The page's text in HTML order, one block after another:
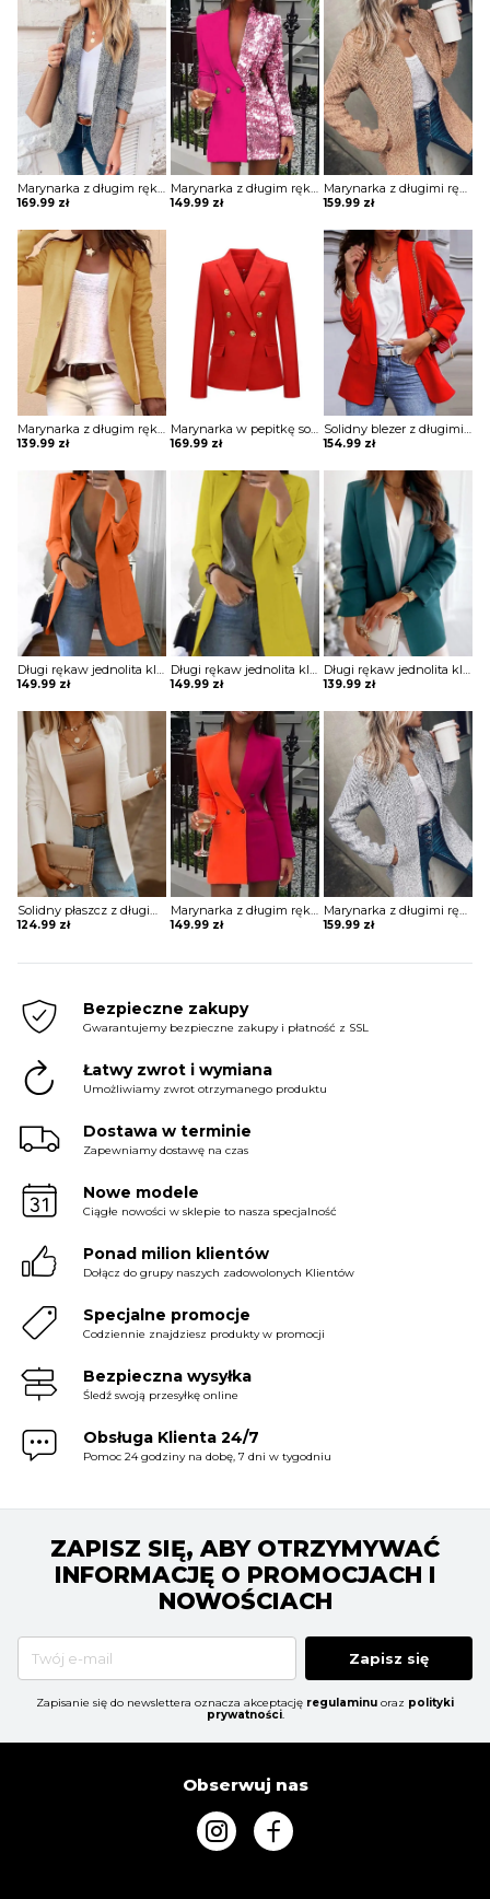
Marynarka z długim rękawem i kieszeniami kurtka Berfin
169.99 zł
Marynarka z długim rękawem colorblock patchwork Itsaso
149.99 zł
Marynarka z długimi rękawami i kieszeniami kurtka Yackova
159.99 zł
Marynarka z długim rękawem zapinana na guziki kurtka Milkana
139.99 zł
Marynarka w pepitkę solidne guziki kurtka Suma
169.99 zł
Solidny blezer z długimi rękawami i kieszeniami kurtka Hildburg
154.99 zł
Długi rękaw jednolita klapy kieszenie elegancka do pracy bez wzoru marynarka Paulina
149.99 zł
Długi rękaw jednolita klapy kieszenie elegancka do pracy bez wzoru marynarka Paulina
149.99 zł
Długi rękaw jednolita klapy kieszenie elegancka do pracy bez wzoru marynarka Louanne
139.99 zł
Solidny płaszcz z długimi rękawami kurtka Mairead
124.99 zł
Marynarka z długim rękawem colorblock patchwork Itsaso
149.99 zł
Marynarka z długimi rękawami i kieszeniami kurtka Yackova
159.99 zł
Bezpieczne zakupy
Gwarantujemy bezpieczne zakupy i płatność z SSL
Łatwy zwrot i wymiana
Umożliwiamy zwrot otrzymanego produktu
Dostawa w terminie
Zapewniamy dostawę na czas
Nowe modele
Ciągłe nowości w sklepie to nasza specjalność
Ponad milion klientów
Dołącz do grupy naszych zadowolonych Klientów
Specjalne promocje
Codziennie znajdziesz produkty w promocji
Bezpieczna wysyłka
Śledź swoją przesyłkę online
Obsługa Klienta 24/7
Pomoc 24 godziny na dobę, 7 dni w tygodniu
ZAPISZ SIĘ, ABY OTRZYMYWAĆ
INFORMACJĘ O PROMOCJACH I
NOWOŚCIACH
Zapisz się
Zapisanie się do newslettera oznacza akceptację regulaminu oraz polityki
prywatności.
Obserwuj nas